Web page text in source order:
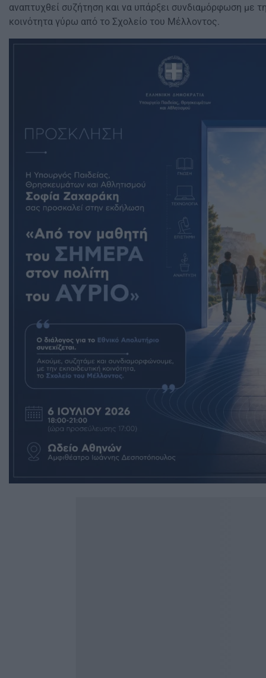
αναπτυχθεί συζήτηση και να υπάρξει συνδιαμόρφωση με
κοινότητα γύρω από το Σχολείο του Μέλλοντος.